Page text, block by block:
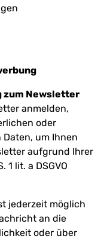
zum Newsletter
anmelden,
oder
um Ihnen
aufgrund Ihrer
1 lit. a DSGVO
jederzeit möglich
an die
oder über